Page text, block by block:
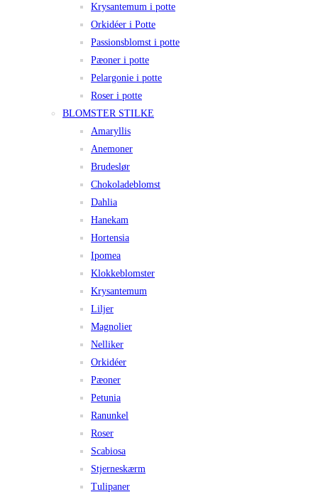
Krysantemum i potte
Orkidéer i Potte
Passionsblomst i potte
Pæoner i potte
Pelargonie i potte
Roser i potte
BLOMSTER STILKE
Amaryllis
Anemoner
Brudeslør
Chokoladeblomst
Dahlia
Hanekam
Hortensia
Ipomea
Klokkeblomster
Krysantemum
Liljer
Magnolier
Nelliker
Orkidéer
Pæoner
Petunia
Ranunkel
Roser
Scabiosa
Stjerneskærm
Tulipaner